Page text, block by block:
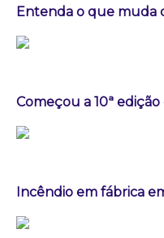
Entenda o que muda
Começou a 10ª
Incêndio em fábrica